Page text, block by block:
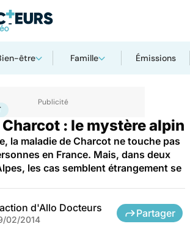
être Famille Émissions
: le mystère alpin
la maladie de Charcot ne touche pas
en France. Mais, dans deux
les cas semblent étrangement se
d'Allo Docteurs
02/2014
Partager